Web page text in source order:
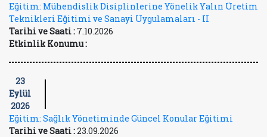
Eğitim: Mühendislik Disiplinlerine Yönelik Yalın Üretim
Teknikleri Eğitimi ve Sanayi Uygulamaları - II
Tarihi ve Saati : 7.10.2026
Etkinlik Konumu :
23
Eylül
2026
Eğitim: Sağlık Yönetiminde Güncel Konular Eğitimi
Tarihi ve Saati :23.09.2026